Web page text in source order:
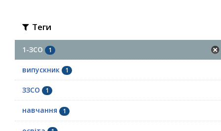
Теги
1-ЗСО 1
випускник 1
ЗЗСО 1
навчання 1